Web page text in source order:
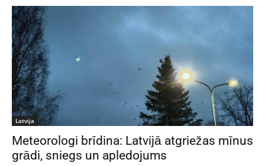
Latvija
Meteorologi brīdina: Latvijā atgriežas mīnus
grādi, sniegs un apledojums